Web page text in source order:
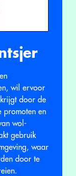
wil ervoor
door de
promoten en
wol-
gebruik
waar
door te